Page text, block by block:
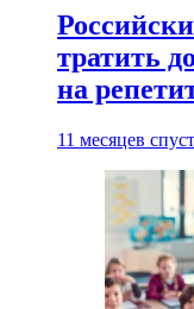
тратить
на
11 месяцев